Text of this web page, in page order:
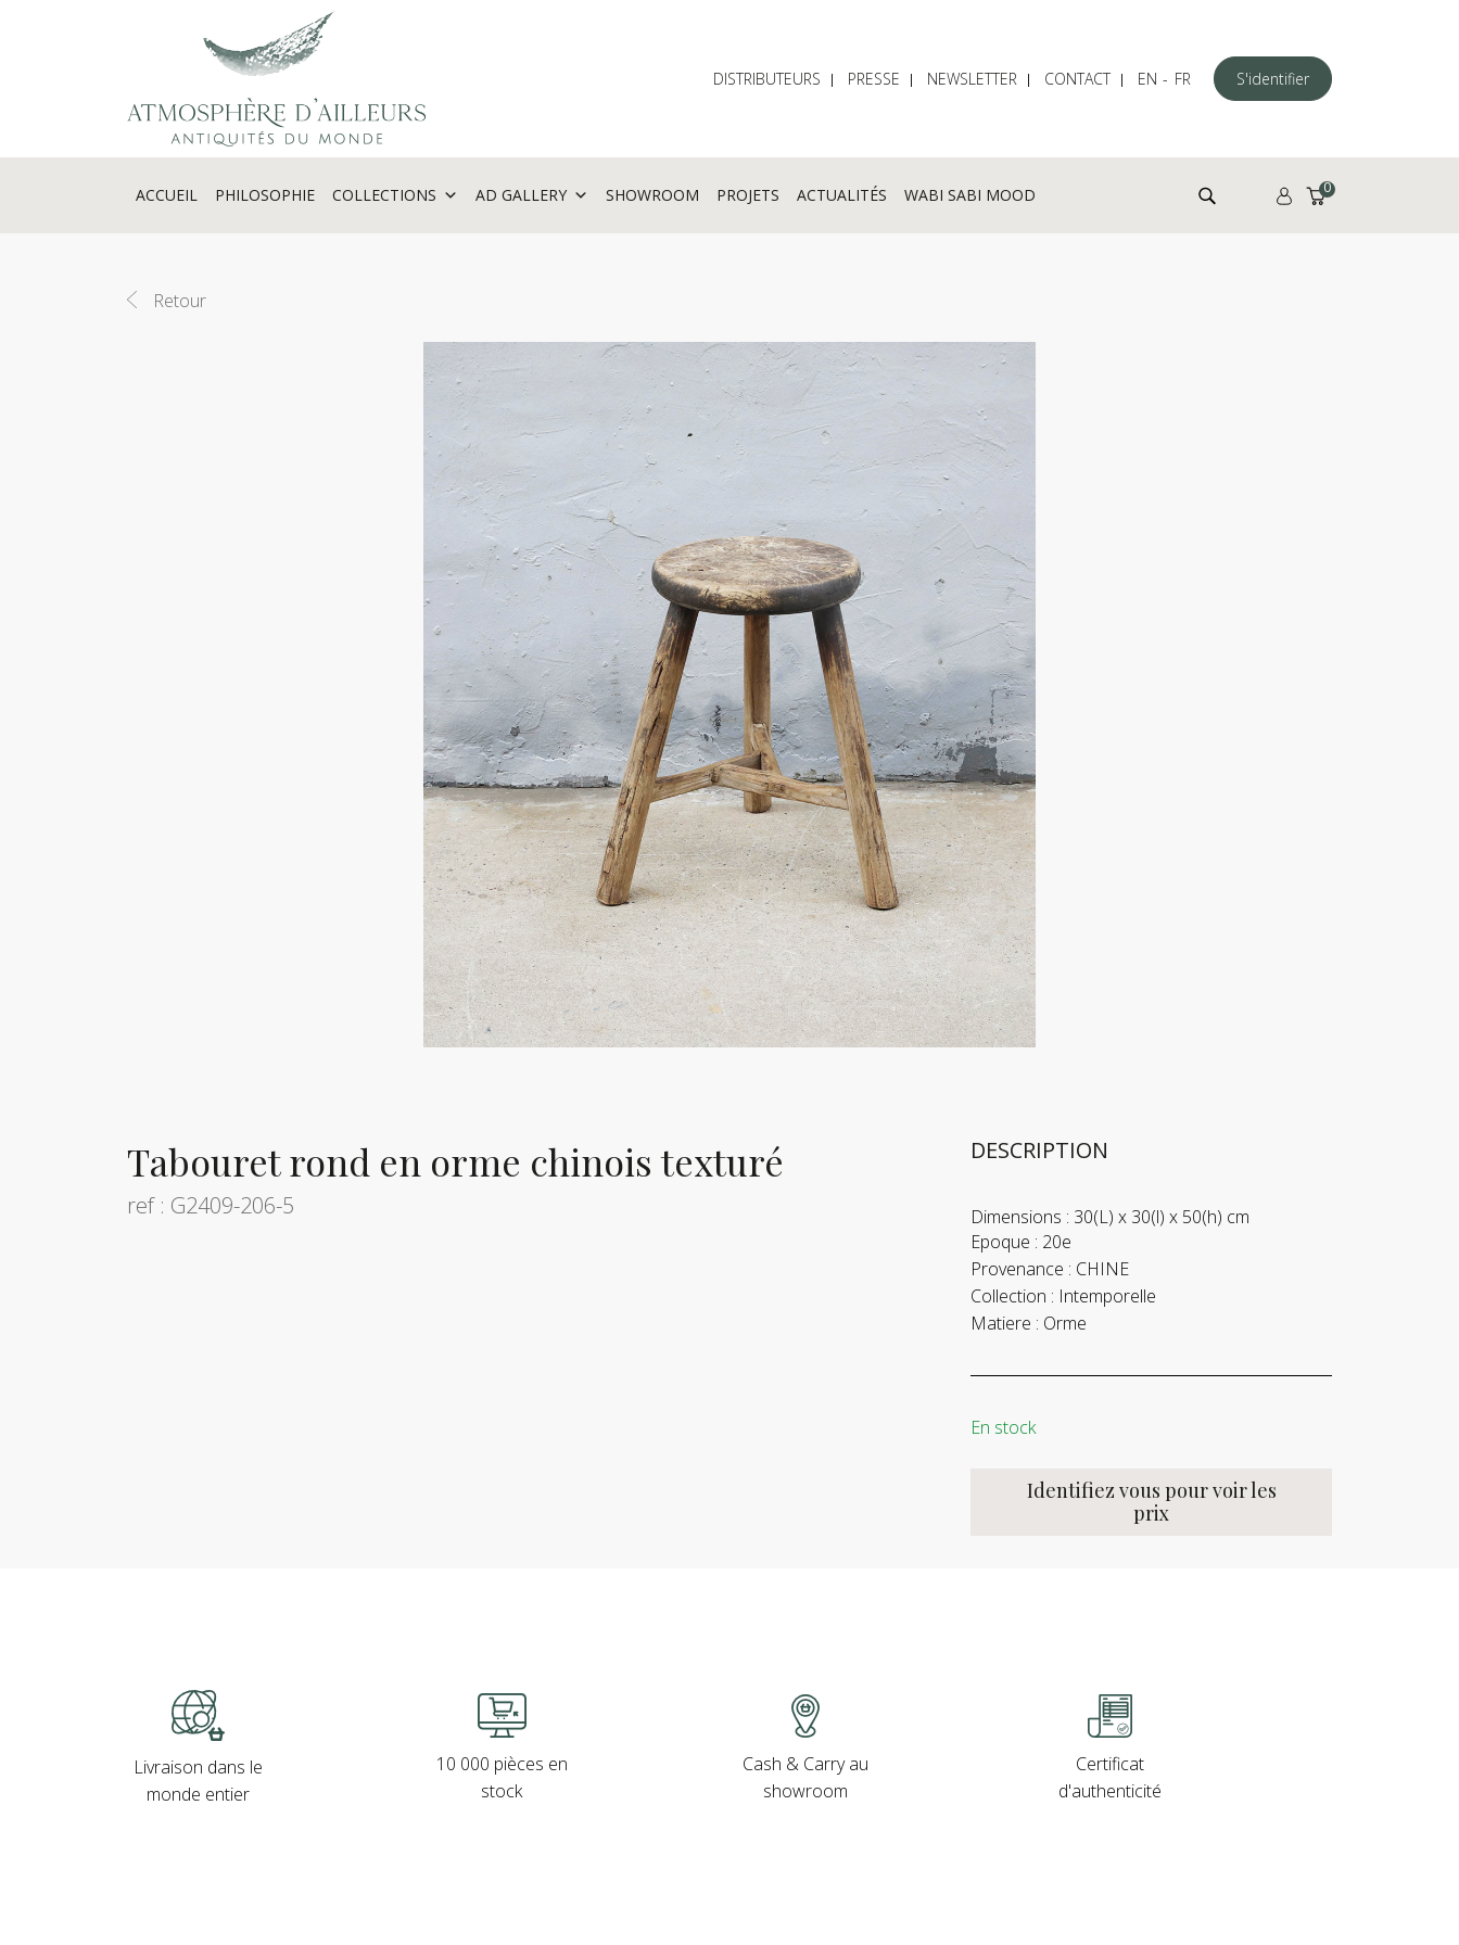
DISTRIBUTEURS PRESSE NEWSLETTER CONTACT EN FR S'identifier
ACCUEIL PHILOSOPHIE COLLECTIONS AD GALLERY SHOWROOM PROJETS ACTUALITÉS WABI SABI MOOD Rechercher : 0
Retour
Tabouret rond en orme chinois texturé
ref : G2409-206-5
DESCRIPTION
Dimensions : 30(L) x 30(l) x 50(h) cm
Epoque : 20e
Provenance : CHINE
Collection : Intemporelle
Matiere : Orme
En stock
Identifiez vous pour voir les
prix
Livraison dans le
monde entier
10 000 pièces en
stock
Cash & Carry au
showroom
Certificat
d'authenticité